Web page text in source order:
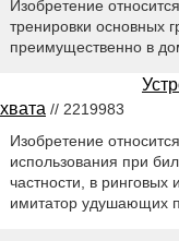
Изобретение
тренировки основных
преимущественно в
хвата // 2219983
Изобретение
использования при
частности, в ринговых
имитатор удушающих